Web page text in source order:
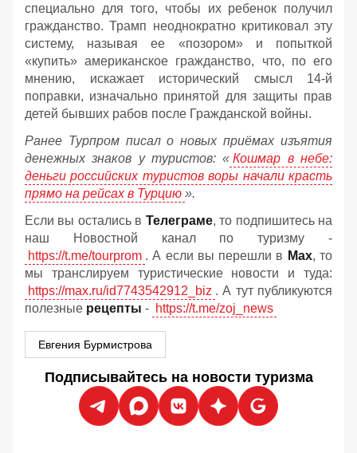
специально для того, чтобы их ребенок получил
гражданство. Трамп неоднократно критиковал эту
систему, называя ее «позором» и попыткой
«купить» американское гражданство, что, по его
мнению, искажает исторический смысл 14-й
поправки, изначально принятой для защиты прав
детей бывших рабов после Гражданской войны.
Ранее Турпром писал о новых приёмах изъятия
денежных знаков у туристов: « Кошмар в небе:
деньги российских туристов воры начали красть
прямо на рейсах в Турцию ».
Если вы остались в Телеграме, то подпишитесь на
наш Новостной канал по туризму -
https://t.me/tourprom . А если вы перешли в Мах, то
мы транслируем туристические новости и туда:
https://max.ru/id7743542912_biz . А тут публикуются
полезные рецепты - https://t.me/zoj_news
Евгения Бурмистрова
Подписывайтесь на новости туризма